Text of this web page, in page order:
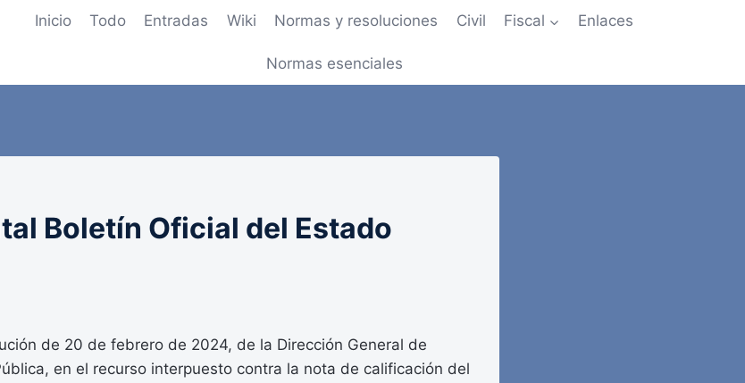
Inicio Todo Entradas Wiki Normas y resoluciones Civil Fiscal Enlaces
Normas esenciales
Boletín Oficial del Estado
de 20 de febrero de 2024, de la Dirección General de
en el recurso interpuesto contra la nota de calificación del